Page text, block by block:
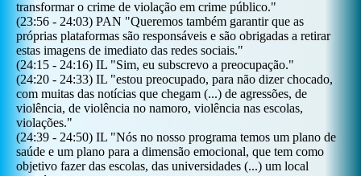
transformar o crime de violação em crime público."
(23:56 - 24:03) PAN "Queremos também garantir que as
próprias plataformas são responsáveis e são obrigadas a retirar
estas imagens de imediato das redes sociais."
(24:15 - 24:16) IL "Sim, eu subscrevo a preocupação."
(24:20 - 24:33) IL "estou preocupado, para não dizer chocado,
com muitas das notícias que chegam (...) de agressões, de
violência, de violência no namoro, violência nas escolas,
violações."
(24:39 - 24:50) IL "Nós no nosso programa temos um plano de
saúde e um plano para a dimensão emocional, que tem como
objetivo fazer das escolas, das universidades (...) um local